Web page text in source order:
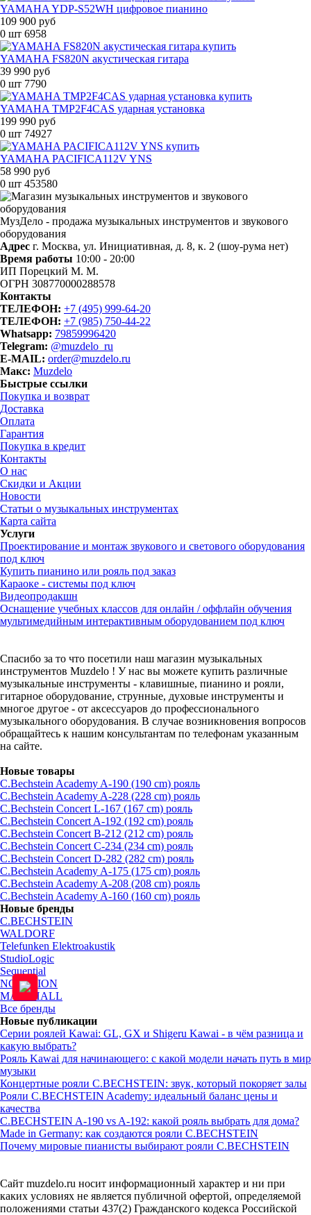
YAMAHA YDP-S52WH цифровое пианино
109 900 руб
0 шт 6958
YAMAHA FS820N акустическая гитара
39 990 руб
0 шт 7790
YAMAHA TMP2F4CAS ударная установка
199 990 руб
0 шт 74927
YAMAHA PACIFICA112V YNS
58 990 руб
0 шт 453580
МузДело - продажа музыкальных инструментов и звукового
оборудования
Адрес г. Москва, ул. Инициативная, д. 8, к. 2 (шоу-рума нет)
Время работы 10:00 - 20:00
ИП Порецкий М. М.
ОГРН 308770000288578
Контакты
ТЕЛЕФОН: +7 (495) 999-64-20
ТЕЛЕФОН: +7 (985) 750-44-22
Whatsapp: 79859996420
Telegram: @muzdelo_ru
E-MAIL: order@muzdelo.ru
Макс: Muzdelo
Быстрые ссылки
Покупка и возврат
Доставка
Оплата
Гарантия
Покупка в кредит
Контакты
О нас
Скидки и Акции
Новости
Статьи о музыкальных инструментах
Карта сайта
Услуги
Проектирование и монтаж звукового и светового оборудования
под ключ
Купить пианино или рояль под заказ
Караоке - системы под ключ
Видеопродакшн
Оснащение учебных классов для онлайн / оффлайн обучения
мультимедийным интерактивным оборудованием под ключ
Спасибо за то что посетили наш магазин музыкальных
инструментов Muzdelo ! У нас вы можете купить различные
музыкальные инструменты - клавишные, пианино и рояли,
гитарное оборудование, струнные, духовые инструменты и
многое другое - от аксессуаров до профессионального
музыкального оборудования. В случае возникновения вопросов
обращайтесь к нашим консультантам по телефонам указанным
на сайте.
Новые товары
C.Bechstein Academy A-190 (190 cm) рояль
C.Bechstein Academy A-228 (228 cm) рояль
C.Bechstein Concert L-167 (167 cm) рояль
C.Bechstein Concert A-192 (192 cm) рояль
C.Bechstein Concert B-212 (212 cm) рояль
C.Bechstein Concert С-234 (234 cm) рояль
C.Bechstein Concert D-282 (282 cm) рояль
C.Bechstein Academy A-175 (175 cm) рояль
C.Bechstein Academy A-208 (208 cm) рояль
C.Bechstein Academy A-160 (160 cm) рояль
Новые бренды
C.BECHSTEIN
WALDORF
Telefunken Elektroakustik
StudioLogic
Sequential
NOVATION
MARSHALL
Все бренды
Новые публикации
Серии роялей Kawai: GL, GX и Shigeru Kawai - в чём разница и
какую выбрать?
Рояль Kawai для начинающего: с какой модели начать путь в мир
музыки
Концертные рояли C.BECHSTEIN: звук, который покоряет залы
Рояли C.BECHSTEIN Academy: идеальный баланс цены и
качества
C.BECHSTEIN A-190 vs A-192: какой рояль выбрать для дома?
Made in Germany: как создаются рояли C.BECHSTEIN
Почему мировые пианисты выбирают рояли C.BECHSTEIN
Сайт muzdelo.ru носит информационный характер и ни при
каких условиях не является публичной офертой, определяемой
положениями статьи 437(2) Гражданского кодекса Российской